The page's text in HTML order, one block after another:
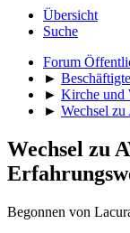
Übersicht
Suche
Forum
►
► Kirche und
► Wechsel
Wechsel zu
Begonnen von